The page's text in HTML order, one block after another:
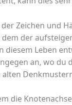
Zeichen und
dem der
diesem Leben
an, wo du
die